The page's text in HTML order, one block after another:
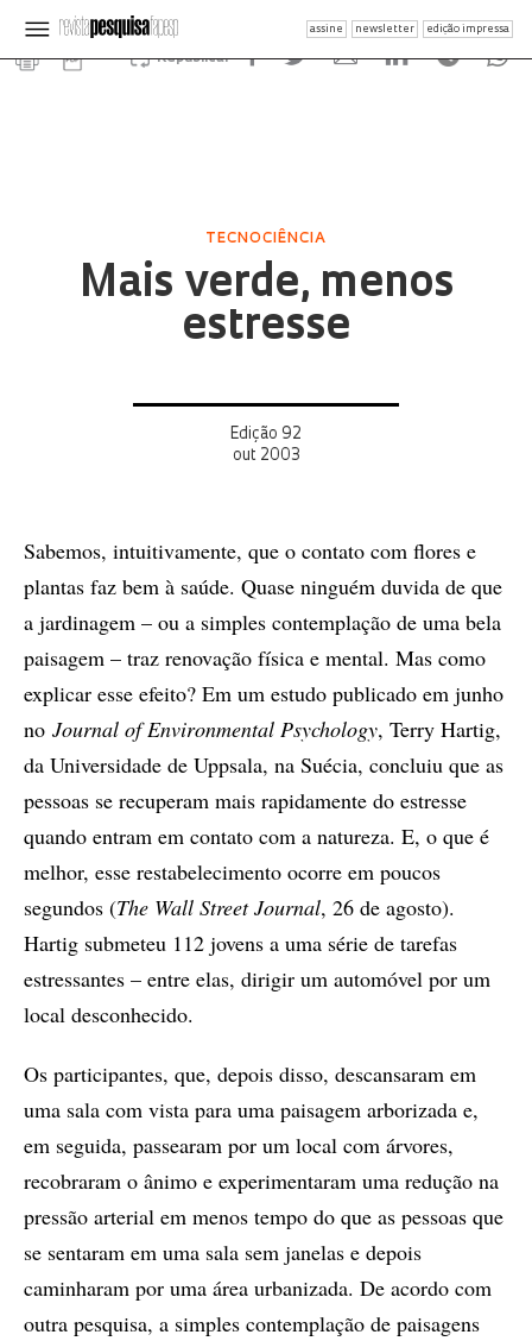
assine newsletter edição impressa
Republicar
TECNOCIÊNCIA
Mais verde, menos
estresse
Edição 92
out 2003
Sabemos, intuitivamente, que o contato com flores e
plantas faz bem à saúde. Quase ninguém duvida de que
a jardinagem – ou a simples contemplação de uma bela
paisagem – traz renovação física e mental. Mas como
explicar esse efeito? Em um estudo publicado em junho
no Journal of Environmental Psychology, Terry Hartig,
da Universidade de Uppsala, na Suécia, concluiu que as
pessoas se recuperam mais rapidamente do estresse
quando entram em contato com a natureza. E, o que é
melhor, esse restabelecimento ocorre em poucos
segundos (The Wall Street Journal, 26 de agosto).
Hartig submeteu 112 jovens a uma série de tarefas
estressantes – entre elas, dirigir um automóvel por um
local desconhecido.
Os participantes, que, depois disso, descansaram em
uma sala com vista para uma paisagem arborizada e,
em seguida, passearam por um local com árvores,
recobraram o ânimo e experimentaram uma redução na
pressão arterial em menos tempo do que as pessoas que
se sentaram em uma sala sem janelas e depois
caminharam por uma área urbanizada. De acordo com
outra pesquisa, a simples contemplação de paisagens